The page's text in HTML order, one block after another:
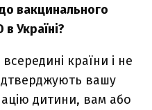
вакцинального
Україні?
країни і не
вашу
дитини, вам або